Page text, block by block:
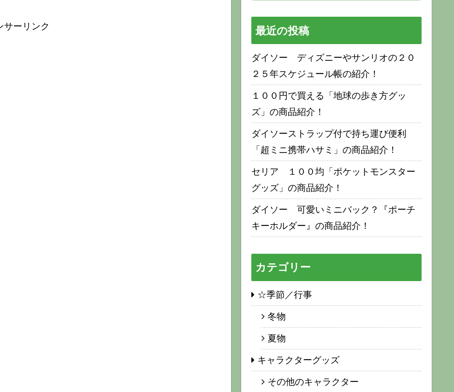
サーリンク 最近の投稿
ダイソー ディズニーやサンリオの２０
２５年スケジュール帳の紹介！
１００円で買える「地球の歩き方グッ
ズ」の商品紹介！
ダイソーストラップ付で持ち運び便利
「超ミニ携帯ハサミ」の商品紹介！
セリア １００均「ポケットモンスター
グッズ」の商品紹介！
ダイソー 可愛いミニバック？『ポーチ
キーホルダー』の商品紹介！
カテゴリー
☆季節／行事
冬物
夏物
キャラクターグッズ
その他のキャラクター